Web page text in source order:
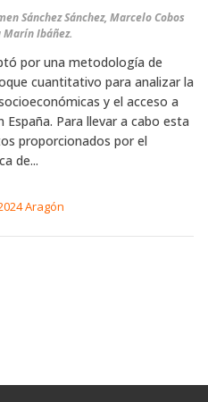
Sánchez Sánchez, Marcelo Cobos
Marín Ibáñez.
por una metodología de
cuantitativo para analizar la
y el acceso a
España. Para llevar a cabo esta
proporcionados por el
de...
Aragón